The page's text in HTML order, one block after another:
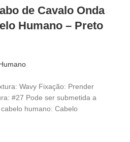
de Cavalo Onda
Humano – Preto
Wavy Fixação: Prender
#27 Pode ser submetida a
humano: Cabelo